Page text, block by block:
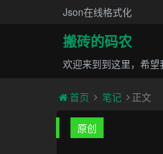
Json在线格式化
搬砖的码农
欢迎来到到这里，希望
首页 笔记 正文
原创